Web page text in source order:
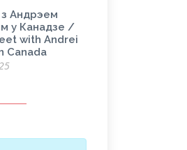
Андрэем
у Канадзе /
with Andrei
Canada